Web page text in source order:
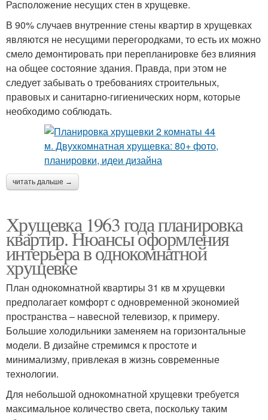
Расположение несущих стен в хрущевке.
В 90% случаев внутренние стены квартир в хрущевках
являются не несущими перегородками, то есть их можно
смело демонтировать при перепланировке без влияния
на общее состояние здания. Правда, при этом не
следует забывать о требованиях строительных,
правовых и санитарно-гигиенических норм, которые
необходимо соблюдать.
читать дальше →
Хрущевка 1963 года планировка
квартир. Нюансы оформления
интерьера в однокомнатной
хрущевке
План однокомнатной квартиры 31 кв м хрущевки
предполагает комфорт с одновременной экономией
пространства – навесной телевизор, к примеру.
Большие холодильники заменяем на горизонтальные
модели. В дизайне стремимся к простоте и
минимализму, привлекая в жизнь современные
технологии.
Для небольшой однокомнатной хрущевки требуется
максимальное количество света, поскольку таким